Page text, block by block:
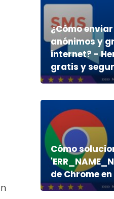
¿Cómo enviar
anónimos y
internet? -
gratis y
Cómo
de Chrome